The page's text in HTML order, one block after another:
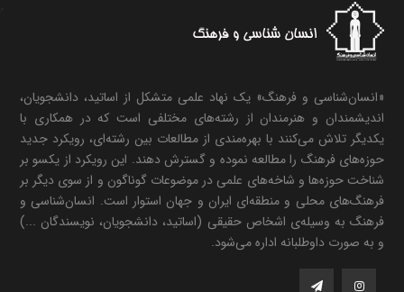
«انسان‌شناسی و فرهنگ» یک نهاد علمی متشکل از اساتید، دانشجویان،
اندیشمندان و هنرمندان از رشته‌های مختلفی است که در همکاری با
یکدیگر تلاش می‌کنند با بهره‌مندی از مطالعات بین رشته‌ای، رویکرد جدید
حوزه‌های فرهنگ را مطالعه نموده و گسترش دهند. این رویکرد از یکسو بر
شناخت حوزه‌ها و شاخه‌های علمی در موضوعات گوناگون و از سوی دیگر بر
فرهنگ‌های محلی و منطقه‌ای ایران و جهان استوار است. انسان‌شناسی و
فرهنگ به وسیله‌ی اشخاص حقیقی (اساتید، دانشجویان، نویسندگان ...)
و به صورت داوطلبانه اداره می‌شود.